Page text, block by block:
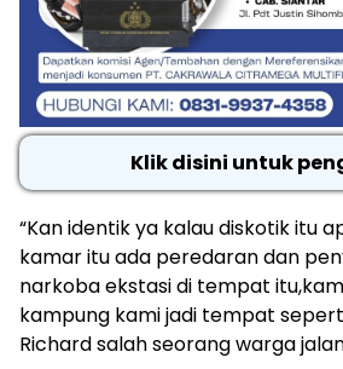
Klik disini untuk
“Kan identik ya kalau diskotik itu
kamar itu ada peredaran dan
narkoba ekstasi di tempat
kampung kami jadi tempat
Richard salah seorang warga